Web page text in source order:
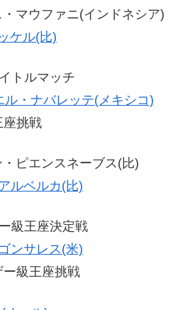
マウファニ(インドネシア)
ケル(比)
トルマッチ
ル・ナバレッテ(メキシコ)
挑戦
ピエンスネーブス(比)
ルベルカ(比)
級王座決定戦
ンサレス(米)
級王座挑戦